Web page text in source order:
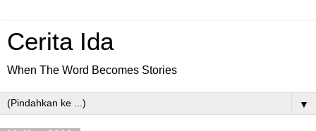
Cerita Ida
When The Word Becomes Stories
▼